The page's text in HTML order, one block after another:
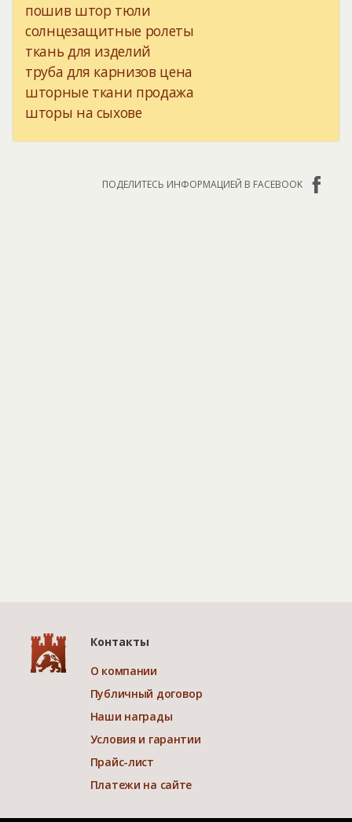
пошив штор тюли
солнцезащитные ролеты
ткань для изделий
труба для карнизов цена
шторные ткани продажа
шторы на сыхове
ПОДЕЛИТЕСЬ ИНФОРМАЦИЕЙ В FACEBOOK
Контакты
О компании
Публичный договор
Наши награды
Условия и гарантии
Прайс-лист
Платежи на сайте